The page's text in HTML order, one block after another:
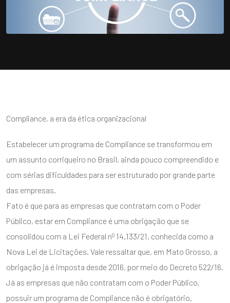
Compliance, a era da ética organizacional
Estabelecer um programa de Compliance se transformou em
um assunto corriqueiro no Brasil, ainda pouco compreendido e
com sérias dificuldades para ser estruturado por grande parte
das empresas.
Fato é que para as empresas que contratam com o Poder
Público, estar em Compliance é uma obrigação que se
consolidou com a Lei Federal nº 14.133/21, conhecida como a
Nova Lei de Licitações. Vale ressaltar que, em Mato Grosso, a
obrigação já é imposta desde 2016, por meio do Decreto 522/16.
Já as empresas que não contratam com o Poder Público,
possuir um programa de Compliance não é obrigatório.